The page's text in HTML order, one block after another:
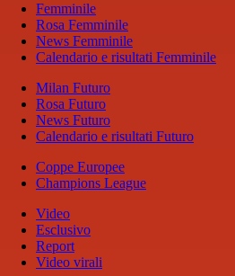
Femminile
Rosa Femminile
News Femminile
Calendario e risultati Femminile
Milan Futuro
Rosa Futuro
News Futuro
Calendario e risultati Futuro
Coppe Europee
Champions League
Video
Esclusivo
Report
Video virali